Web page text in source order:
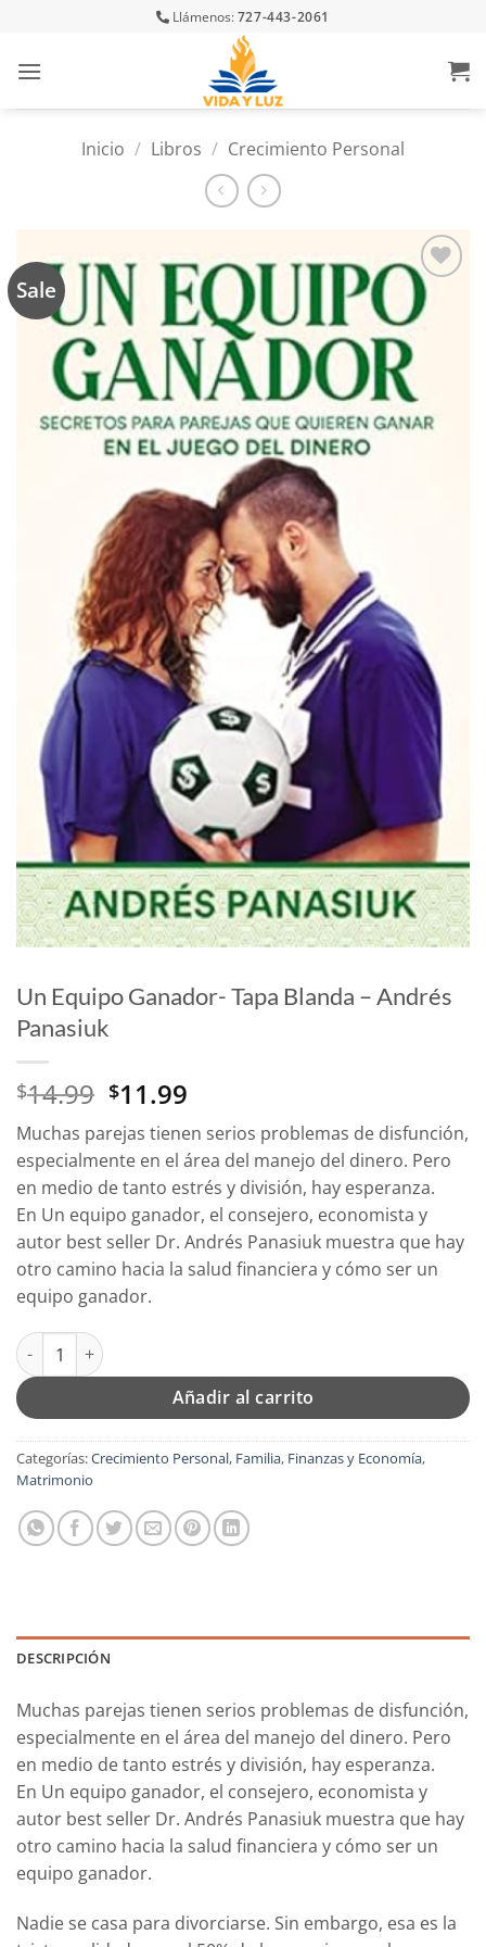
content
Llámenos:727-443-2061
Inicio / Libros / Crecimiento Personal
Sale
Añadir
a la
Un Equipo Ganador- Tapa Blanda – Andrés
Panasiuk
$14.99 El
precio
original
era:
$14.99.
$11.99
precio
actual
es:
$11.99.
Muchas parejas tienen serios problemas de disfunción,
especialmente en el área del manejo del dinero. Pero
en medio de tanto estrés y división, hay esperanza.
En Un equipo ganador, el consejero, economista y
autor best seller Dr. Andrés Panasiuk muestra que hay
otro camino hacia la salud financiera y cómo ser un
equipo ganador.
Un Equipo Ganador- Tapa Blanda - Andrés Panasiuk cantidad
Añadir al carrito
Categorías:Crecimiento Personal, Familia, Finanzas y Economía,
Matrimonio
DESCRIPCIÓN
Muchas parejas tienen serios problemas de disfunción,
especialmente en el área del manejo del dinero. Pero
en medio de tanto estrés y división, hay esperanza.
En Un equipo ganador, el consejero, economista y
autor best seller Dr. Andrés Panasiuk muestra que hay
otro camino hacia la salud financiera y cómo ser un
equipo ganador.
Nadie se casa para divorciarse. Sin embargo, esa es la